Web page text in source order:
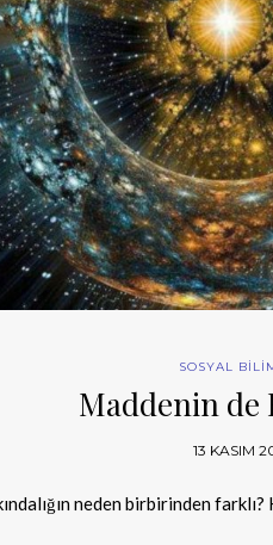
SOSYAL
Maddenin de
13 KASIM
neden birbirinden